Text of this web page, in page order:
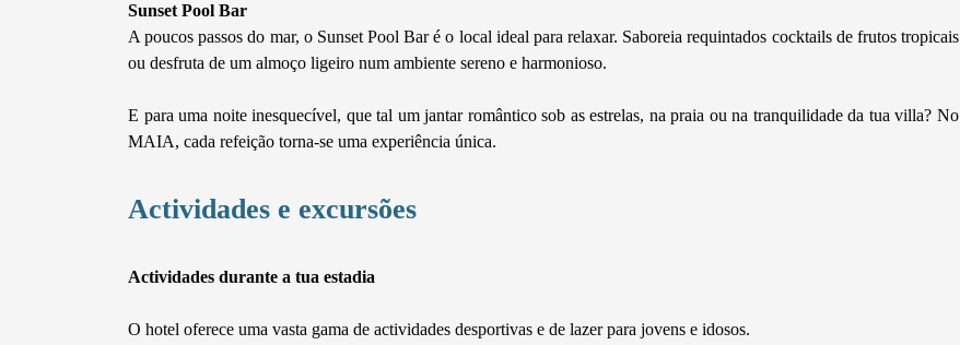
Sunset Pool Bar
A poucos passos do mar, o Sunset Pool Bar é o local ideal para relaxar. Saboreia requintados cocktails de frutos tropicais
ou desfruta de um almoço ligeiro num ambiente sereno e harmonioso.
E para uma noite inesquecível, que tal um jantar romântico sob as estrelas, na praia ou na tranquilidade da tua villa? No
MAIA, cada refeição torna-se uma experiência única.
Actividades e excursões
Actividades durante a tua estadia
O hotel oferece uma vasta gama de actividades desportivas e de lazer para jovens e idosos.